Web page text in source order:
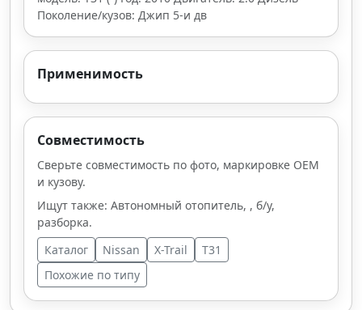
Поколение/кузов: Джип 5-и дв
Применимость
Совместимость
Сверьте совместимость по фото, маркировке OEM
и кузову.
Ищут также: Автономный отопитель, , б/у,
разборка.
Каталог
Nissan X-Trail
T31
Похожие по типу